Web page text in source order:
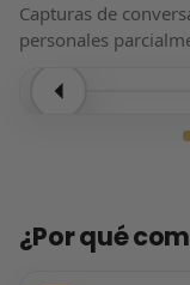
Capturas de
personales
¿Por qué